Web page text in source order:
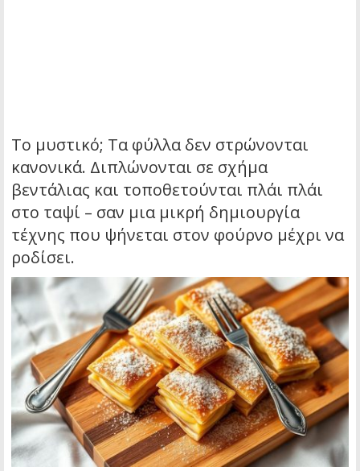
Το μυστικό; Τα φύλλα δεν στρώνονται
κανονικά. Διπλώνονται σε σχήμα
βεντάλιας και τοποθετούνται πλάι πλάι
στο ταψί – σαν μια μικρή δημιουργία
τέχνης που ψήνεται στον φούρνο μέχρι να
ροδίσει.